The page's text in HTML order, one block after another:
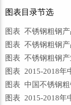
图表目录节选
图表 不锈钢粗钢
图表 不锈钢粗钢
图表 不锈钢粗钢产
图表 2015-2018年
图表 中国不锈钢
图表 2015-2018年